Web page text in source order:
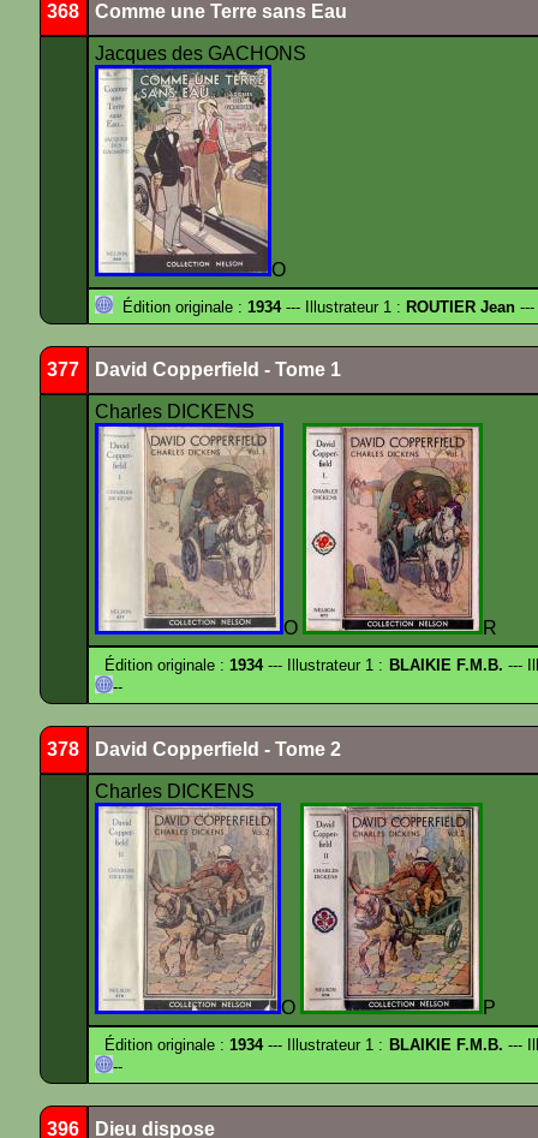
368 Comme une Terre sans Eau
Jacques des GACHONS
O
Édition originale : 1934--- Illustrateur 1 : ROUTIER Jean ---
377 David Copperfield - Tome 1
Charles DICKENS
O R
Édition originale :1934--- Illustrateur 1 : BLAIKIE F.M.B. ---
--
378 David Copperfield - Tome 2
Charles DICKENS
O P
Édition originale :1934--- Illustrateur 1 : BLAIKIE F.M.B. ---
--
396 Dieu dispose